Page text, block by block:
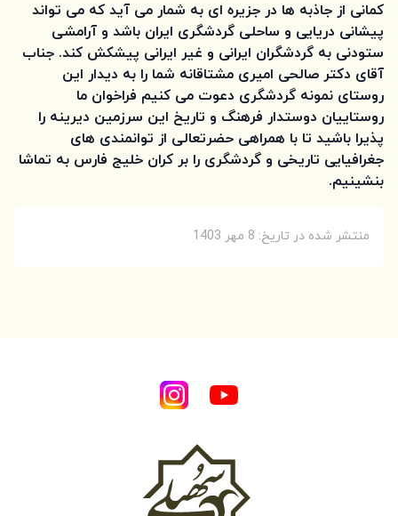
کمانی از جاذبه ها در جزیره ای به شمار می آید که می تواند
پیشانی دریایی و ساحلی گردشگری ایران باشد و آرامشی
ستودنی به گردشگران ایرانی و غیر ایرانی پیشکش کند. جناب
آقای دکتر صالحی امیری مشتاقانه شما را به دیدار این
روستای نمونه گردشگری دعوت می کنیم فراخوان ما
روستاییان دوستدار فرهنگ و تاریخ این سرزمین دیرینه را
پذیرا باشید تا با همراهی حضرتعالی از توانمندی های
جغرافیایی تاریخی و گردشگری را بر کران خلیج فارس به تماشا
بنشینیم.
منتشر شده در تاریخ: 8 مهر 1403